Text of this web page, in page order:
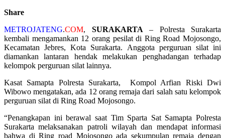
Share
METROJATENG.COM, SURAKARTA – Polresta Surakarta
kembali mengamankan 12 orang pesilat di Ring Road Mojosongo,
Kecamatan Jebres, Kota Surakarta. Anggota perguruan silat ini
diamankan lantaran hendak melakukan penghadangan terhadap
kelompok perguruan silat lainnya.
Kasat Samapta Polresta Surakarta, Kompol Arfian Riski Dwi
Wibowo mengatakan, ada 12 orang remaja dari salah satu kelompok
perguruan silat di Ring Road Mojosongo.
“Penangkapan ini berawal saat Tim Sparta Sat Samapta Polresta
Surakarta melaksanakan patroli wilayah dan mendapat informasi
bahwa di Ring road Mojosongo ada sekumpulan remaja dengan